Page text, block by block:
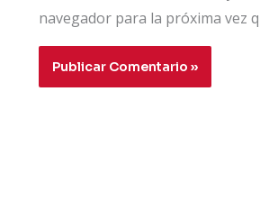
navegador para la próxima vez